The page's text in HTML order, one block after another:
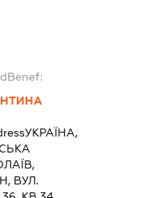
УКРАЇНА,
ВУЛ.